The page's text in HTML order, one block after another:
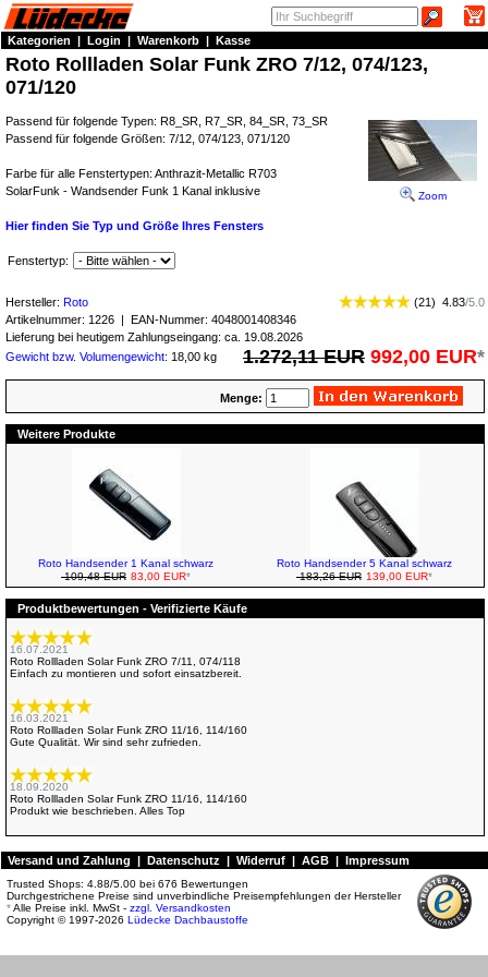
Kategorien | Login | Warenkorb | Kasse
Roto Rollladen Solar Funk ZRO 7/12, 074/123,
071/120
Zoom
Passend für folgende Typen: R8_SR, R7_SR, 84_SR, 73_SR
Passend für folgende Größen: 7/12, 074/123, 071/120
Farbe für alle Fenstertypen: Anthrazit-Metallic R703
SolarFunk - Wandsender Funk 1 Kanal inklusive
Hier finden Sie Typ und Größe Ihres Fensters
Fenstertyp:
Hersteller: Roto (21) 4.83/5.0
Artikelnummer: 1226 | EAN-Nummer: 4048001408346
Lieferung bei heutigem Zahlungseingang: ca. 19.08.2026
Gewicht bzw. Volumengewicht: 18,00 kg 1.272,11 EUR 992,00 EUR*
Menge:
Weitere Produkte
Roto Handsender 1 Kanal schwarz
109,48 EUR 83,00 EUR*
Roto Handsender 5 Kanal schwarz
183,26 EUR 139,00 EUR*
Produktbewertungen - Verifizierte Käufe
16.07.2021
Roto Rollladen Solar Funk ZRO 7/11, 074/118
Einfach zu montieren und sofort einsatzbereit.
16.03.2021
Roto Rollladen Solar Funk ZRO 11/16, 114/160
Gute Qualität. Wir sind sehr zufrieden.
18.09.2020
Roto Rollladen Solar Funk ZRO 11/16, 114/160
Produkt wie beschrieben. Alles Top
23.08.2020
Roto Rollladen Solar Funk ZRO 7/11, 074/118
Guter Artikel, einfach zu montieren.
13.08.2020
Versand und Zahlung | Datenschutz | Widerruf | AGB | Impressum
Trusted Shops: 4.88/5.00 bei 676 Bewertungen
Durchgestrichene Preise sind unverbindliche Preisempfehlungen der Hersteller
*Alle Preise inkl. MwSt - zzgl. Versandkosten
Copyright © 1997-2026 Lüdecke Dachbaustoffe